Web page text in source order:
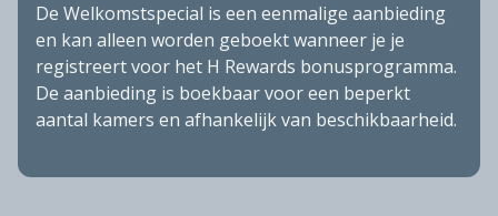
De Welkomstspecial is een eenmalige aanbieding
en kan alleen worden geboekt wanneer je je
registreert voor het H Rewards bonusprogramma.
De aanbieding is boekbaar voor een beperkt
aantal kamers en afhankelijk van beschikbaarheid.